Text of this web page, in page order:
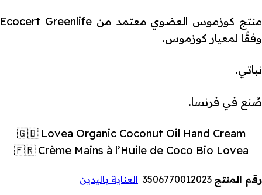
منتج كوزموس العضوي معتمد من Ecocert Greenlife
وفقًا لمعيار كوزموس.
نباتي.
صُنع في فرنسا.
🇬🇧 Lovea Organic Coconut Oil Hand Cream
🇫🇷 Crème Mains à l’Huile de Coco Bio Lovea
رقم المنتج 3506770012023 العناية باليدين